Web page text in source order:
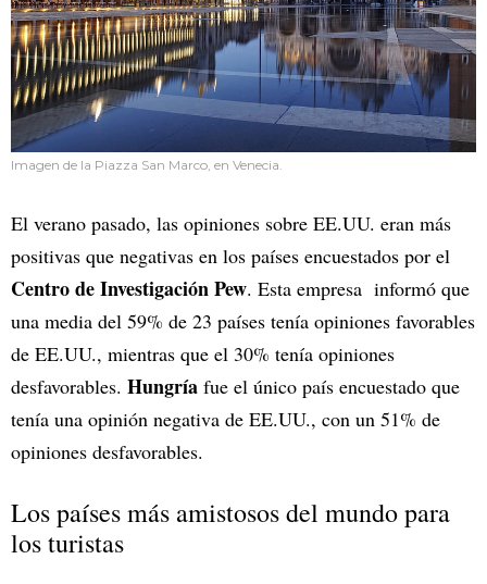
Imagen de la Piazza San Marco, en Venecia.
El verano pasado, las opiniones sobre EE.UU. eran más
positivas que negativas en los países encuestados por el
Centro de Investigación Pew. Esta empresa informó que
una media del 59% de 23 países tenía opiniones favorables
de EE.UU., mientras que el 30% tenía opiniones
desfavorables. Hungría fue el único país encuestado que
tenía una opinión negativa de EE.UU., con un 51% de
opiniones desfavorables.
Los países más amistosos del mundo para
los turistas